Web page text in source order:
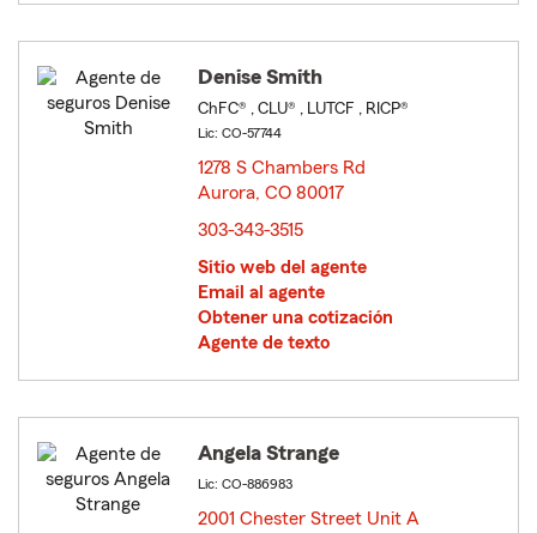
Denise Smith
ChFC® , CLU® , LUTCF , RICP®
Lic: CO-57744
1278 S Chambers Rd
Aurora, CO 80017
303-343-3515
Sitio web del agente
Email al agente
Obtener una cotización
Agente de texto
Angela Strange
Lic: CO-886983
2001 Chester Street Unit A